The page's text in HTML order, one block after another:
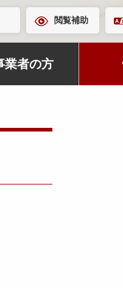
閲覧補助
業者の方